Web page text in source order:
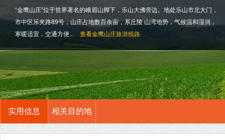
“金鹰山庄”位于世界著名的峨眉山脚下，乐山大佛旁边。地处乐山市北大门，
市中区乐夹路89号，山庄占地数百余亩，系丘陵 山湾地势，气候温和湿润，
寒暖适宜，交通方便...
查看金鹰山庄旅游线路
实用信息 相关目的地